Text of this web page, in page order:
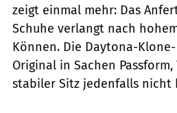
zeigt einmal mehr: Das
Schuhe verlangt nach
Können. Die Daytona-
Original in Sachen
stabiler Sitz jedenfalls nicht